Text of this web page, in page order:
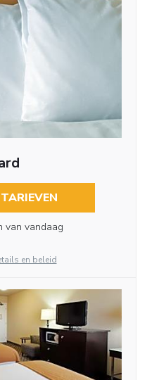
van vandaag
en beleid